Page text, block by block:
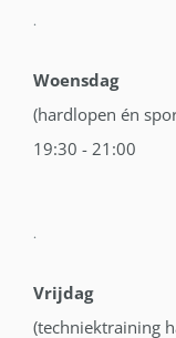
.
Woensdag
(hardlopen én
19:30 - 21:00
.
Vrijdag
(techniektraining